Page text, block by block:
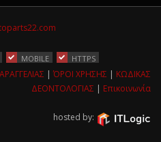
MOBILE HTTPS
|ΌΡΟΙ ΧΡΗΣΗΣ
ΚΩΔΙΚΑΣ
ΔΕΟΝΤΟΛΟΓΙΑΣ
Επικοινωνία
hosted by: